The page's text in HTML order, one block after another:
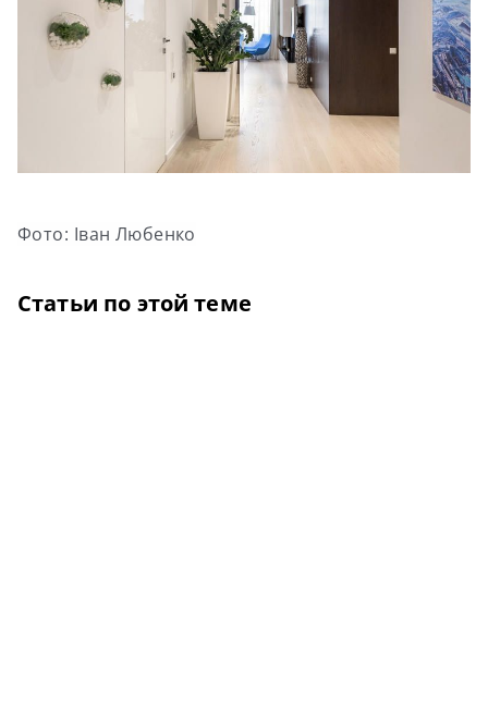
Фото: Іван Любенко
Статьи по этой теме